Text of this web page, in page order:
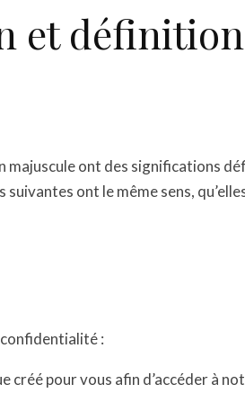
et
ont des significations
ont le même sens,
:
créé pour vous afin d’accéder à